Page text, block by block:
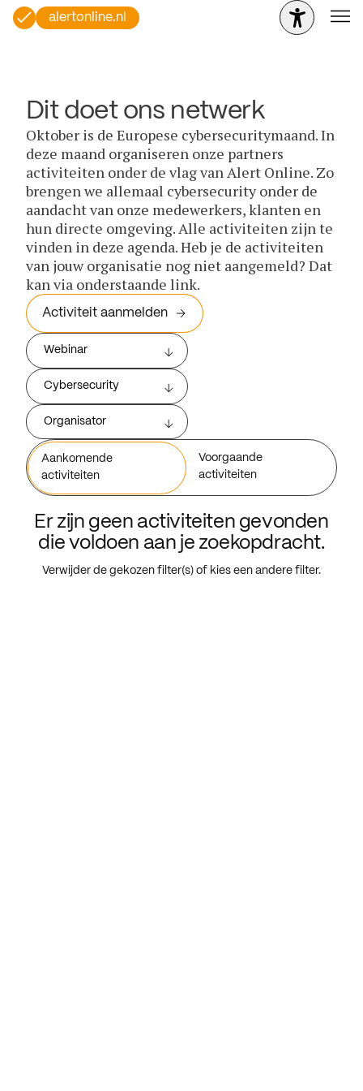
alertonline.nl
Dit doet ons netwerk
Oktober is de Europese cybersecuritymaand. In
deze maand organiseren onze partners
activiteiten onder de vlag van Alert Online. Zo
brengen we allemaal cybersecurity onder de
aandacht van onze medewerkers, klanten en
hun directe omgeving. Alle activiteiten zijn te
vinden in deze agenda. Heb je de activiteiten
van jouw organisatie nog niet aangemeld? Dat
kan via onderstaande link.
Activiteit aanmelden
Webinar
Cybersecurity
Organisator
Aankomende
activiteiten
Voorgaande
activiteiten
Er zijn geen activiteiten gevonden
die voldoen aan je zoekopdracht.
Verwijder de gekozen filter(s) of kies een andere filter.